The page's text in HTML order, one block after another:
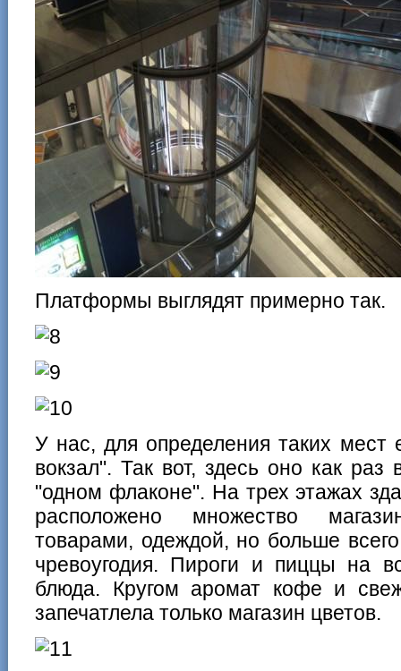
Платформы выглядят примерно так.
У нас, для определения таких
вокзал". Так вот, здесь оно как
"одном флаконе". На трех этажах
расположено множество
товарами, одеждой, но больше
чревоугодия. Пироги и пиццы на
блюда. Кругом аромат кофе и
запечатлела только магазин цветов.